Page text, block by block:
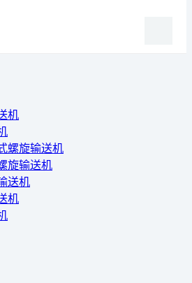
旋输送机
机